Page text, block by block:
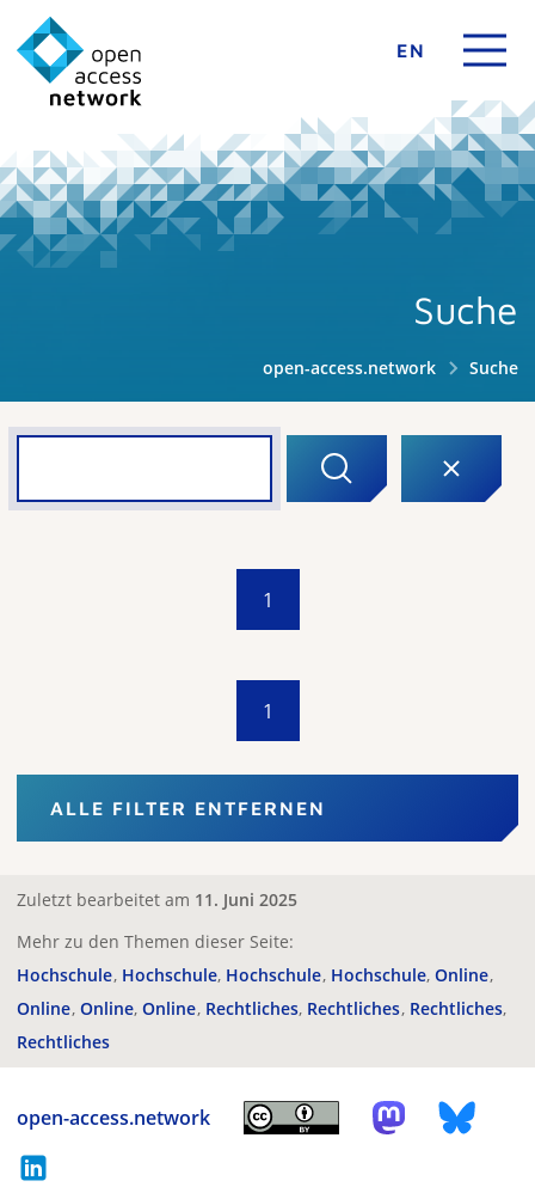
EN
Suche
open-access.network Suche
1
1
ALLE FILTER ENTFERNEN
Zuletzt bearbeitet am 11. Juni 2025
Mehr zu den Themen dieser Seite:
Hochschule Hochschule Hochschule Hochschule Online
Online Online Online Rechtliches Rechtliches Rechtliches
Rechtliches
open-access.network